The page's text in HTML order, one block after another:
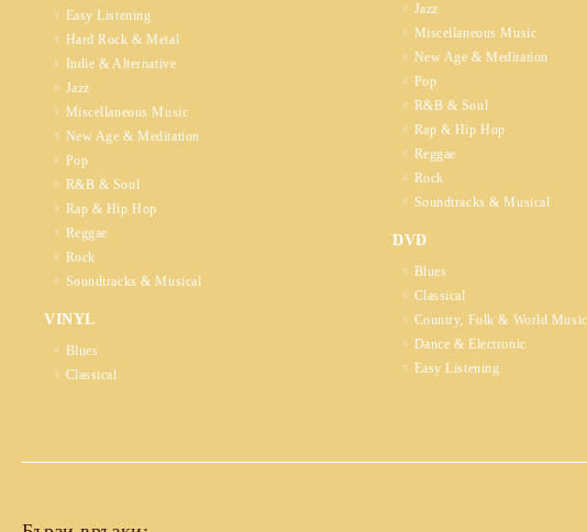
Easy Listening
Hard Rock & Metal
Indie & Alternative
Jazz
Miscellaneous Music
New Age & Meditation
Pop
R&B & Soul
Rap & Hip Hop
Reggae
Rock
Soundtracks & Musical
VINYL
Blues
Classical
Jazz
Miscellaneous Music
New Age & Meditation
Pop
R&B & Soul
Rap & Hip Hop
Reggae
Rock
Soundtracks & Musical
DVD
Blues
Classical
Country, Folk & World Music
Dance & Electronic
Easy Listening